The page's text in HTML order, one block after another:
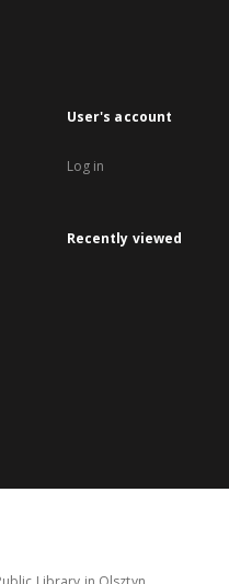
User's account
Log in
Recently viewed